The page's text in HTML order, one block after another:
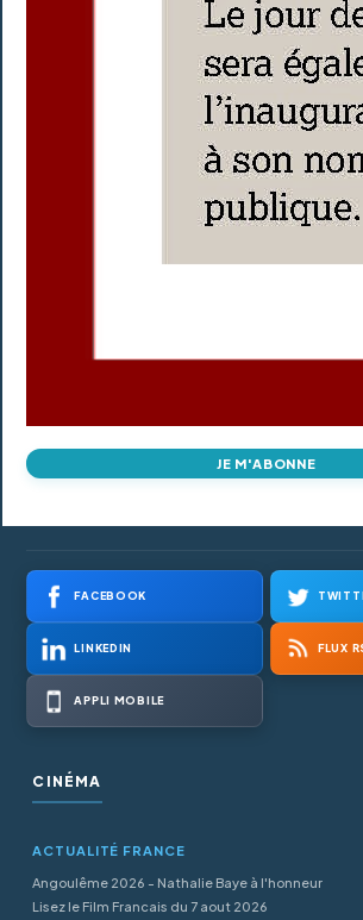
JE M'ABONNE
FACEBOOK
LINKEDIN FLUX
APPLI MOBILE
CINÉMA
ACTUALITÉ FRANCE
Angoulême 2026 - Nathalie Baye à l'honneur
Lisez le Film Francais du 7 aout 2026